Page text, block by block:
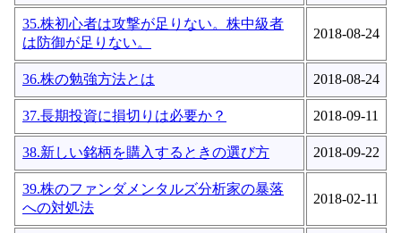
35.株初心者は攻撃が足りない。株中級者
は防御が足りない。
2018-08-24
36.株の勉強方法とは 2018-08-24
37.長期投資に損切りは必要か？ 2018-09-11
38.新しい銘柄を購入するときの選び方 2018-09-22
39.株のファンダメンタルズ分析家の暴落
への対処法
2018-02-11